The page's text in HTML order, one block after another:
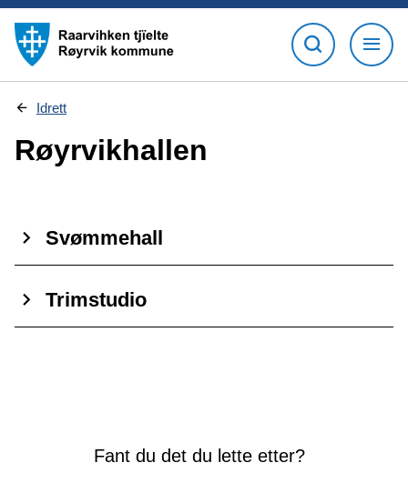
D
e
Idrett
Røyrvikhallen
Svømmehall
Trimstudio
Fant du det du lette etter?